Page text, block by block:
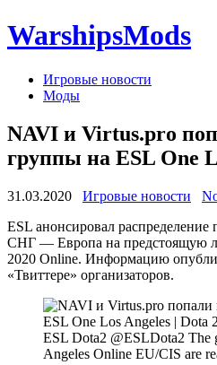
WarshipsMods
Игровые новости
Моды
NAVI и Virtus.pro
группы на ESL One
31.03.2020 Игровые новости
ESL анонсировал распределение
СНГ — Европа на предстоящую
2020 Online. Информацию
«Твиттере» организаторов.
ESL Dota2 @ESLDota2 The
Angeles Online EU/CIS are